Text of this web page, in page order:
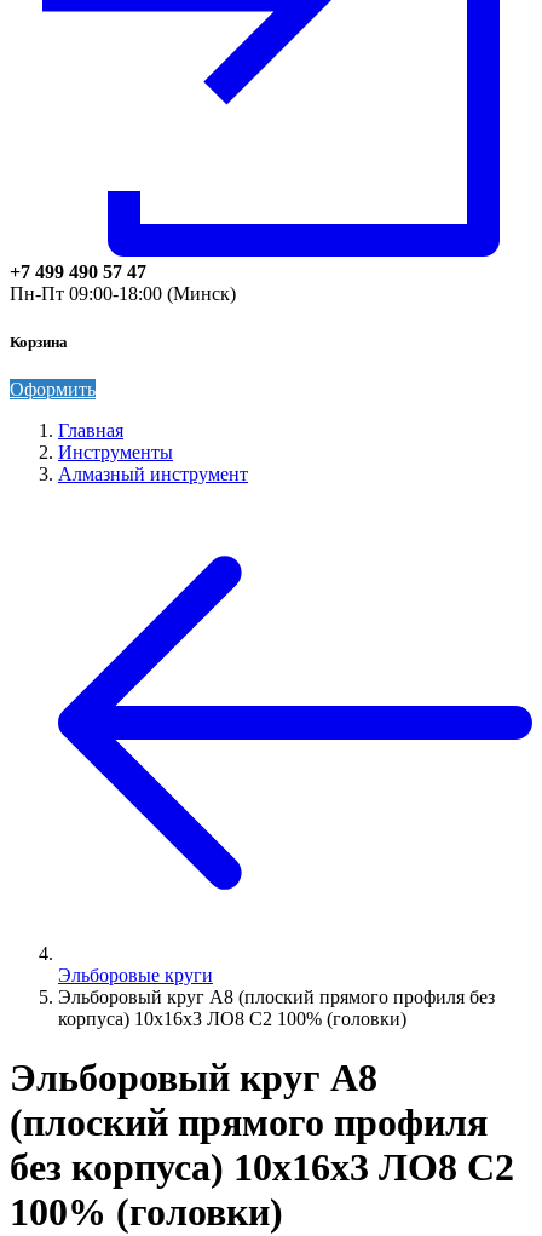
+7 499 490 57 47
Пн-Пт 09:00-18:00 (Минск)
Корзина
Оформить
Главная
Инструменты
Алмазный инструмент
Эльборовые круги
Эльборовый круг А8 (плоский прямого профиля без
корпуса) 10х16х3 ЛО8 С2 100% (головки)
Эльборовый круг А8
(плоский прямого профиля
без корпуса) 10х16х3 ЛО8 С2
100% (головки)